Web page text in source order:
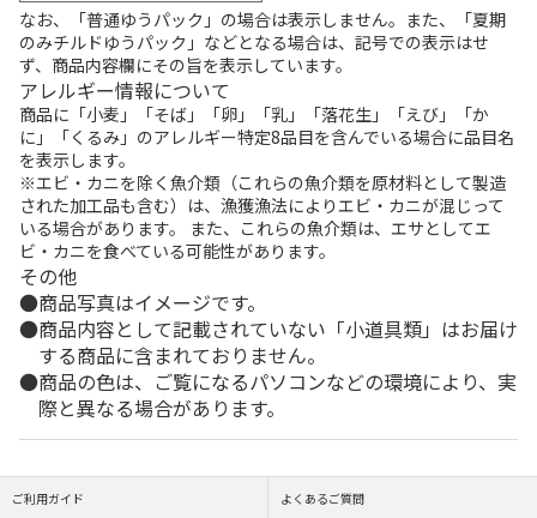
なお、「普通ゆうパック」の場合は表示しません。また、「夏期
のみチルドゆうパック」などとなる場合は、記号での表示はせ
ず、商品内容欄にその旨を表示しています。
アレルギー情報について
商品に「小麦」「そば」「卵」「乳」「落花生」「えび」「か
に」「くるみ」のアレルギー特定8品目を含んでいる場合に品目名
を表示します。
※エビ・カニを除く魚介類（これらの魚介類を原材料として製造
された加工品も含む）は、漁獲漁法によりエビ・カニが混じって
いる場合があります。 また、これらの魚介類は、エサとしてエ
ビ・カニを食べている可能性があります。
その他
商品写真はイメージです。
商品内容として記載されていない「小道具類」はお届け
する商品に含まれておりません。
商品の色は、ご覧になるパソコンなどの環境により、実
際と異なる場合があります。
ご利用ガイド よくあるご質問